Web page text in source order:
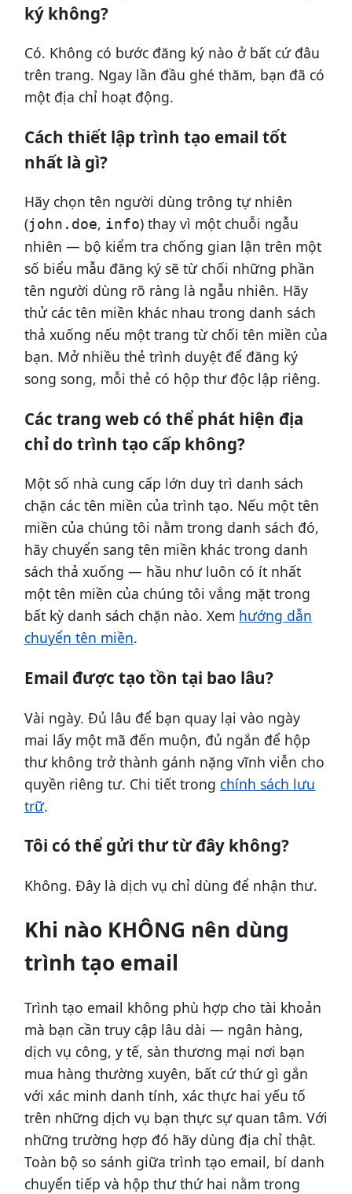
ký không?
Có. Không có bước đăng ký nào ở bất cứ đâu
trên trang. Ngay lần đầu ghé thăm, bạn đã có
một địa chỉ hoạt động.
Cách thiết lập trình tạo email tốt
nhất là gì?
Hãy chọn tên người dùng trông tự nhiên
(john.doe, info) thay vì một chuỗi ngẫu
nhiên — bộ kiểm tra chống gian lận trên một
số biểu mẫu đăng ký sẽ từ chối những phần
tên người dùng rõ ràng là ngẫu nhiên. Hãy
thử các tên miền khác nhau trong danh sách
thả xuống nếu một trang từ chối tên miền của
bạn. Mở nhiều thẻ trình duyệt để đăng ký
song song, mỗi thẻ có hộp thư độc lập riêng.
Các trang web có thể phát hiện địa
chỉ do trình tạo cấp không?
Một số nhà cung cấp lớn duy trì danh sách
chặn các tên miền của trình tạo. Nếu một tên
miền của chúng tôi nằm trong danh sách đó,
hãy chuyển sang tên miền khác trong danh
sách thả xuống — hầu như luôn có ít nhất
một tên miền của chúng tôi vắng mặt trong
bất kỳ danh sách chặn nào. Xem hướng dẫn
chuyển tên miền.
Email được tạo tồn tại bao lâu?
Vài ngày. Đủ lâu để bạn quay lại vào ngày
mai lấy một mã đến muộn, đủ ngắn để hộp
thư không trở thành gánh nặng vĩnh viễn cho
quyền riêng tư. Chi tiết trong chính sách lưu
trữ.
Tôi có thể gửi thư từ đây không?
Không. Đây là dịch vụ chỉ dùng để nhận thư.
Khi nào KHÔNG nên dùng
trình tạo email
Trình tạo email không phù hợp cho tài khoản
mà bạn cần truy cập lâu dài — ngân hàng,
dịch vụ công, y tế, sàn thương mại nơi bạn
mua hàng thường xuyên, bất cứ thứ gì gắn
với xác minh danh tính, xác thực hai yếu tố
trên những dịch vụ bạn thực sự quan tâm. Với
những trường hợp đó hãy dùng địa chỉ thật.
Toàn bộ so sánh giữa trình tạo email, bí danh
chuyển tiếp và hộp thư thứ hai nằm trong